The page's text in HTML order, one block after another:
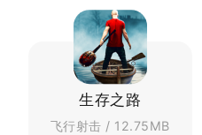
生存之路
飞行射击 / 12.75MB